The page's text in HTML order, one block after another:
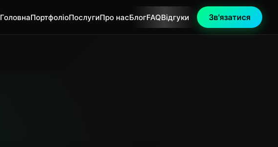
ГоловнаПортфоліоПослугиПро насБлогFAQВідгуки Зв'язатися